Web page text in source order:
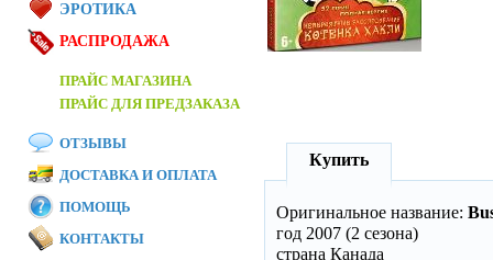
Купить
Оригинальное название:
год 2007 (2 сезона)
страна Канада
ЭРОТИКА
РАСПРОДАЖА
ПРАЙС МАГАЗИНА
ПРАЙС ДЛЯ ПРЕДЗАКАЗА
ОТЗЫВЫ
ДОСТАВКА И ОПЛАТА
ПОМОЩЬ
КОНТАКТЫ